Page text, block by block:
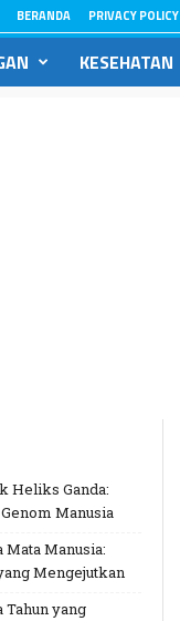
BERANDA PRIVACY POLICY
KESEHATAN
Heliks Ganda:
Manusia
Mata Manusia:
Mengejutkan
Tahun yang